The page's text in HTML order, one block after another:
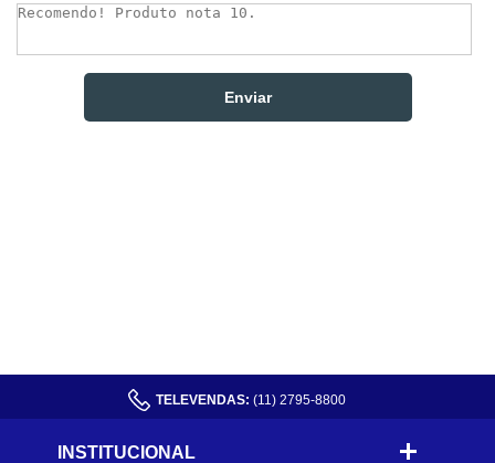
TELEVENDAS: (11) 2795-8800
INSTITUCIONAL